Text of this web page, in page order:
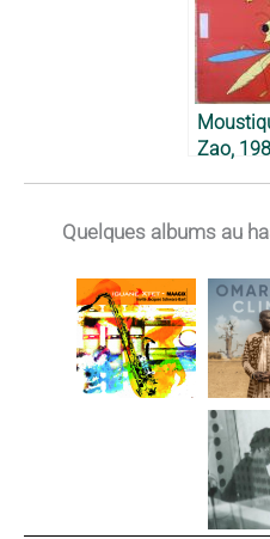
Zao,
Quelques albums au